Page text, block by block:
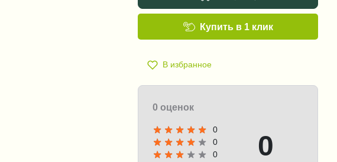
В избранное
Купить в 1 клик
0 оценок
0
0
0
0